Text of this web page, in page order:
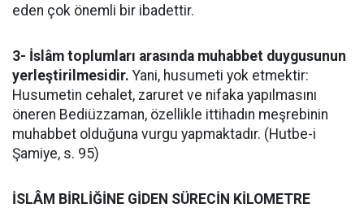
eden çok önemli bir ibadettir.
3- İslâm toplumları arasında muhabbet duygusunun
yerleştirilmesidir. Yani, husumeti yok etmektir:
Husumetin cehalet, zaruret ve nifaka yapılmasını
öneren Bediüzzaman, özellikle ittihadın meşrebinin
muhabbet olduğuna vurgu yapmaktadır. (Hutbe-i
Şamiye, s. 95)
İSLÂM BİRLİĞİNE GİDEN SÜRECİN KİLOMETRE